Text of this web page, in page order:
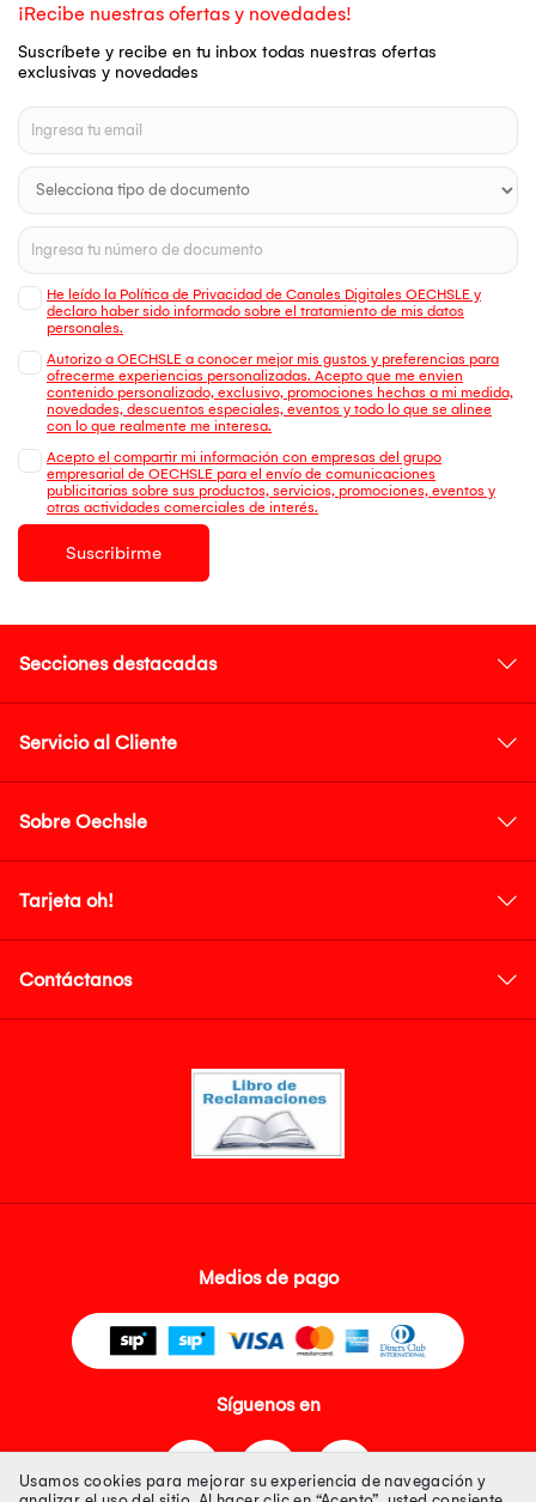
¡Recibe nuestras ofertas y novedades!
Suscríbete y recibe en tu inbox todas nuestras ofertas
exclusivas y novedades
He leído la Política de Privacidad de Canales Digitales OECHSLE y
declaro haber sido informado sobre el tratamiento de mis datos
personales.
Autorizo a OECHSLE a conocer mejor mis gustos y preferencias para
ofrecerme experiencias personalizadas. Acepto que me envien
contenido personalizado, exclusivo, promociones hechas a mi medida,
novedades, descuentos especiales, eventos y todo lo que se alinee
con lo que realmente me interesa.
Acepto el compartir mi información con empresas del grupo
empresarial de OECHSLE para el envío de comunicaciones
publicitarias sobre sus productos, servicios, promociones, eventos y
otras actividades comerciales de interés.
Suscribirme
Secciones destacadas
Servicio al Cliente
Sobre Oechsle
Tarjeta oh!
Contáctanos
Medios de pago
Síguenos en
Usamos cookies para mejorar su experiencia de navegación y